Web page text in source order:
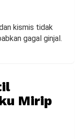
kismis tidak
gagal ginjal.
Mirip